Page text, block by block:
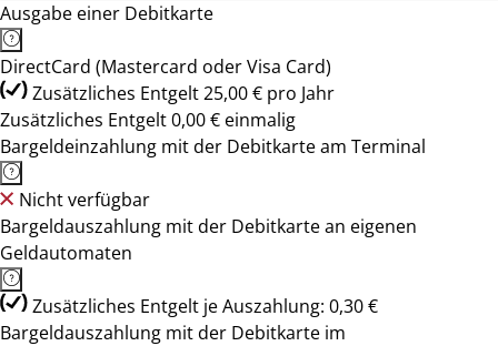
Ausgabe einer Debitkarte
DirectCard (Mastercard oder Visa Card)
Zusätzliches Entgelt 25,00 € pro Jahr
Zusätzliches Entgelt 0,00 € einmalig
Bargeldeinzahlung mit der Debitkarte am Terminal
Nicht verfügbar
Bargeldauszahlung mit der Debitkarte an eigenen
Geldautomaten
Zusätzliches Entgelt je Auszahlung: 0,30 €
Bargeldauszahlung mit der Debitkarte im